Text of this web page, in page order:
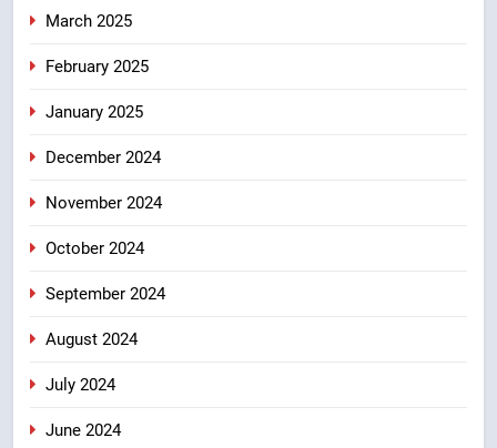
March 2025
February 2025
January 2025
December 2024
November 2024
October 2024
September 2024
August 2024
July 2024
June 2024